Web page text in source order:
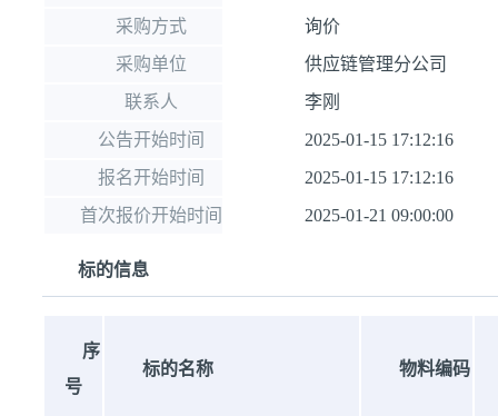
采购方式
询价
采购单位
供应链管理分公司
联系人
李刚
公告开始时间
2025-01-15 17:12:16
报名开始时间
2025-01-15 17:12:16
首次报价开始时间
2025-01-21 09:00:00
标的信息
序
号
标的名称 物料编码